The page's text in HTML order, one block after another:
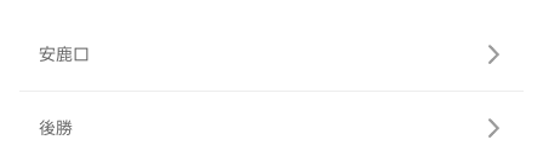
安鹿口
後勝